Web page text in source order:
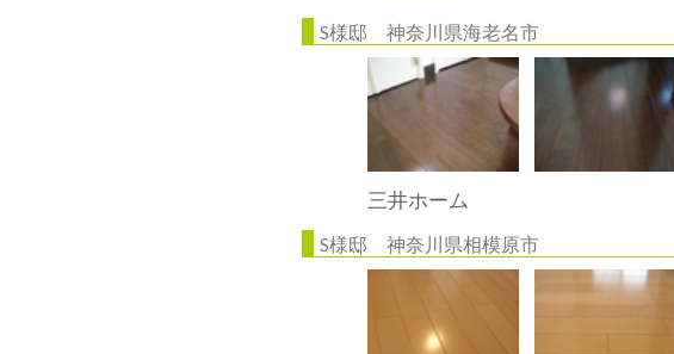
S様邸 神奈川県海老名市
三井ホーム
S様邸 神奈川県相模原市